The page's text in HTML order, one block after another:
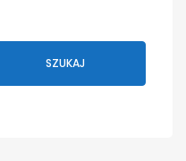
SZUKAJ